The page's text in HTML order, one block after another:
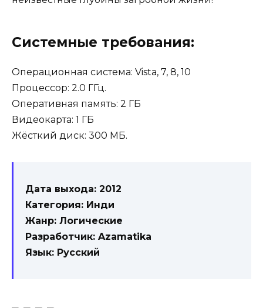
Системные требования:
Операционная система: Vista, 7, 8, 10
Процессор: 2.0 ГГц.
Оперативная память: 2 ГБ
Видеокарта: 1 ГБ
Жёсткий диск: 300 МБ.
Дата выхода: 2012
Категория: Инди
Жанр: Логические
Разработчик: Azamatika
Язык: Русский